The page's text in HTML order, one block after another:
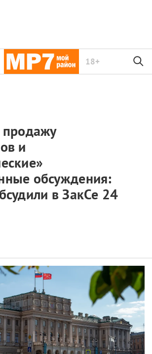
18+
продажу
и
обсуждения:
в ЗакСе 24